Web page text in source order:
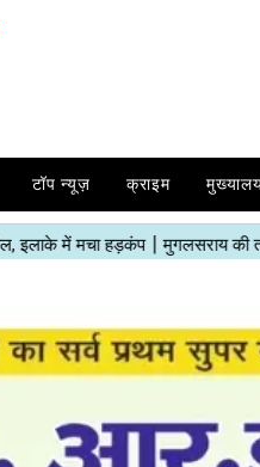
टॉप न्यूज़ क्राइम